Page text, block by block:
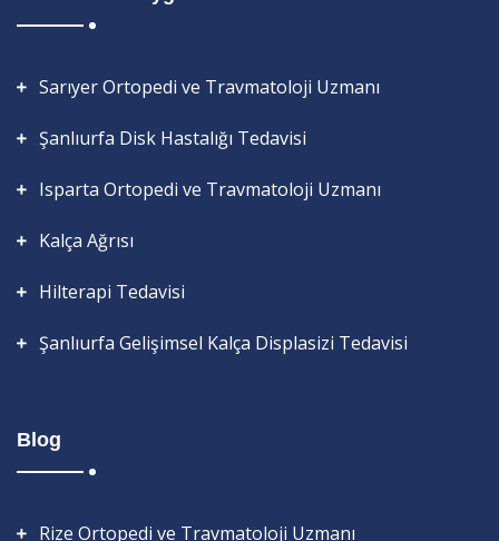
Sarıyer Ortopedi ve Travmatoloji Uzmanı
Şanlıurfa Disk Hastalığı Tedavisi
Isparta Ortopedi ve Travmatoloji Uzmanı
Kalça Ağrısı
Hilterapi Tedavisi
Şanlıurfa Gelişimsel Kalça Displasizi Tedavisi
Blog
Rize Ortopedi ve Travmatoloji Uzmanı